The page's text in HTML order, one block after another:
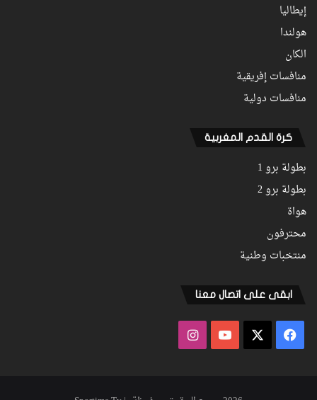
إيطاليا
هولندا
الكان
منافسات إفريقية
منافسات دولية
كرة القدم المغربية
بطولة برو 1
بطولة برو 2
هواة
محترفون
منتخبات وطنية
ابقى على اتصال معنا
فيسبوك ‫YouTubeانستقرام